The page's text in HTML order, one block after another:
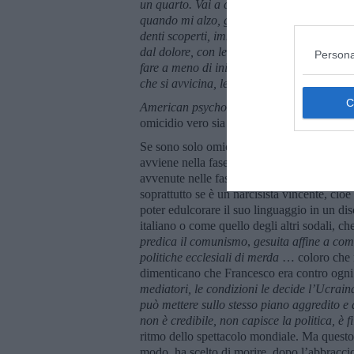
un quarto. Vai a comprare una gomma
quando mi alzo, gli calpesto le zampe
denti scoperti, immediatamente
dal dolore, con le zampe anteriori che
fare a meno di iniziare a ridere e mi
che si avvicina, lentamente me ne vado.
American psycho
lascia nel dubbio se
omicidio vero sia quello del senzatetto Al.
Se sono solo omicidi fantasticati, allora il
avviene nella fase edipica, tra i 3 e i 5
avvenute nelle fasi precedenti dello
soprattutto se è un narcisista vincente,
poter edulcorare il suo linguaggio in un
italiano o come quello degli altri sodali,
predica il comunismo, gesuita affine a
politiche ecclesiali di merda … coloro che
dimenticano che Francesco era contro
mediatori, le condizioni le decide
può mettere sullo stesso piano aggredito
non è credibile, non capisce la politica, è
ritmo dello spettacolo mondiale. Ma